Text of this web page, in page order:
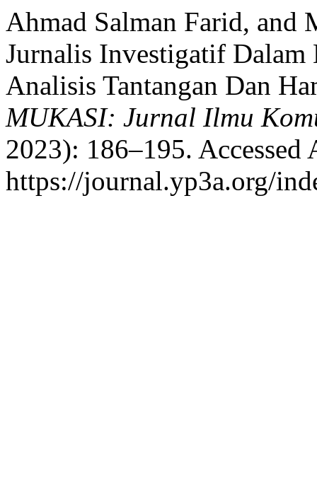
Ahmad Salman Farid, and
Jurnalis Investigatif Dalam
Analisis Tantangan Dan
MUKASI: Jurnal Ilmu
2023): 186–195. Accessed
https://journal.yp3a.org/